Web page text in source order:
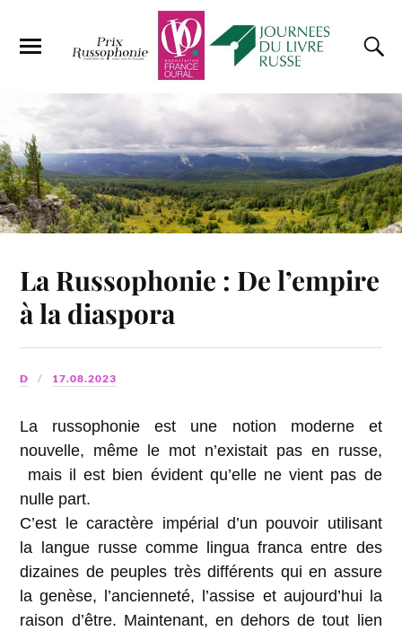
La Russophonie : De l’empire
à la diaspora
D 17.08.2023
La russophonie est une notion moderne et
nouvelle, même le mot n’existait pas en russe,
mais il est bien évident qu’elle ne vient pas de
nulle part.
C’est le caractère impérial d’un pouvoir utilisant
la langue russe comme lingua franca entre des
dizaines de peuples très différents qui en assure
la genèse, l’ancienneté, l’assise et aujourd’hui la
raison d’être. Maintenant, en dehors de tout lien